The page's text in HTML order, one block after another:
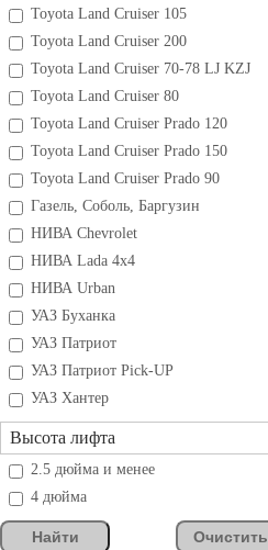
Toyota Land Cruiser 105
Toyota Land Cruiser 200
Toyota Land Cruiser 70-78 LJ KZJ
Toyota Land Cruiser 80
Toyota Land Cruiser Prado 120
Toyota Land Cruiser Prado 150
Toyota Land Cruiser Prado 90
Газель, Соболь, Баргузин
НИВА Chevrolet
НИВА Lada 4x4
НИВА Urban
УАЗ Буханка
УАЗ Патриот
УАЗ Патриот Pick-UP
УАЗ Хантер
Высота лифта
2.5 дюйма и менее
4 дюйма
Найти Очистить